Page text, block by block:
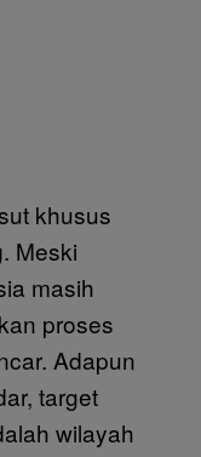
khusus
Meski
masih
proses
Adapun
target
wilayah